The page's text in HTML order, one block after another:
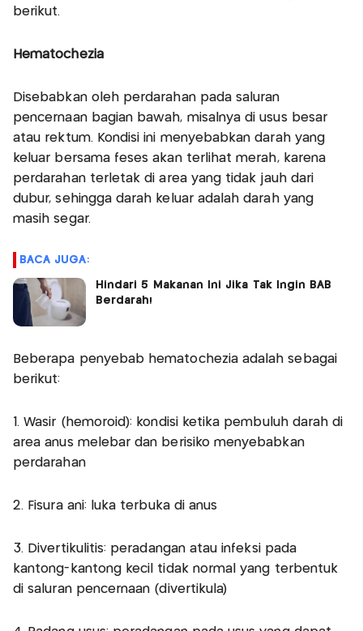
berikut.
Hematochezia
Disebabkan oleh perdarahan pada saluran
pencernaan bagian bawah, misalnya di usus besar
atau rektum. Kondisi ini menyebabkan darah yang
keluar bersama feses akan terlihat merah, karena
perdarahan terletak di area yang tidak jauh dari
dubur, sehingga darah keluar adalah darah yang
masih segar.
BACA JUGA:
Hindari 5 Makanan Ini Jika Tak Ingin BAB
Berdarah!
Beberapa penyebab hematochezia adalah sebagai
berikut:
1. Wasir (hemoroid): kondisi ketika pembuluh darah di
area anus melebar dan berisiko menyebabkan
perdarahan
2. Fisura ani: luka terbuka di anus
3. Divertikulitis: peradangan atau infeksi pada
kantong-kantong kecil tidak normal yang terbentuk
di saluran pencernaan (divertikula)